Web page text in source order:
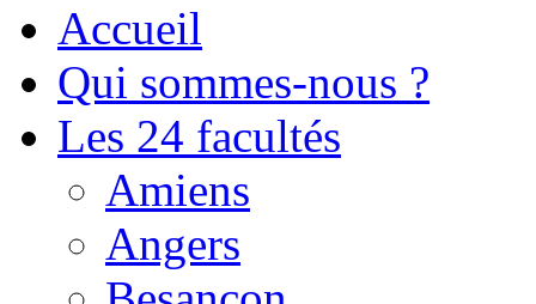
Accueil
Qui sommes-nous ?
Les 24 facultés
Amiens
Angers